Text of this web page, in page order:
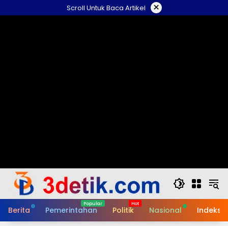
to
Scroll Untuk Baca Artikel ×
Berita Pemerintahan Politik Nasional Indeks